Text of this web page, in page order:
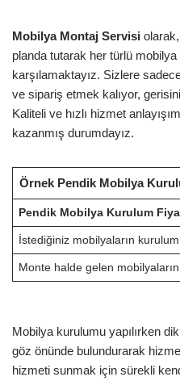
Mobilya Montaj Servisi
planda tutarak her türlü mobilya
karşılamaktayız. Sizlere
ve sipariş etmek kalıyor,
Kaliteli ve hızlı hizmet
kazanmış durumdayız.
Örnek Pendik Mobilya
Pendik Mobilya Kurulum
İstediğiniz mobilyaların
Monte halde gelen
Mobilya kurulumu yapılırken
göz önünde bulundurarak
hizmeti sunmak için sürekli